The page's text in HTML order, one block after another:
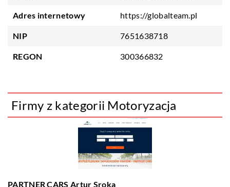
Adres internetowy https://globalteam.pl
NIP 7651638718
REGON 300366832
Firmy z kategorii Motoryzacja
PARTNER CARS Artur Sroka